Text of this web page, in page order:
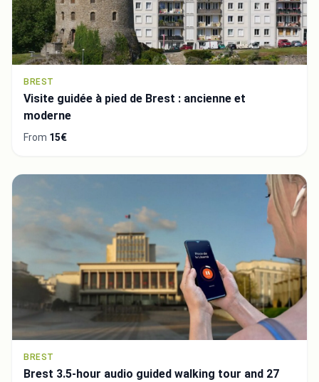
BREST
Visite guidée à pied de Brest : ancienne et
moderne
From 15€
BREST
Brest 3.5-hour audio guided walking tour and 27